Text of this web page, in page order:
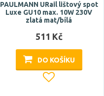
PAULMANN URail lištový spot
Luxe GU10 max. 10W 230V
zlatá mat/bílá
511 Kč
DO KOŠÍKU